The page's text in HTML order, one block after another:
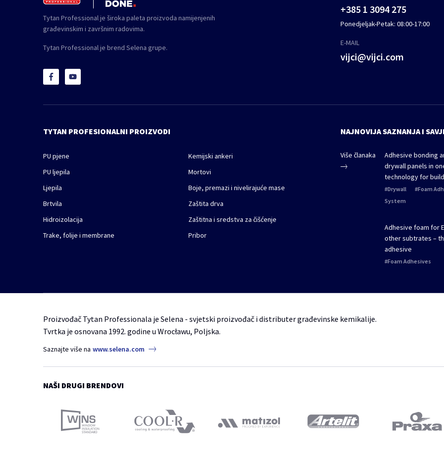
Tytan Professional je široka paleta proizvoda namijenjenih
građevinskim i završnim radovima.
Tytan Professional je brend Selena grupe.
+385 1 3094 275
Ponedjeljak-Petak: 08:00-17:00
E-MAIL
vijci@vijci.com
TYTAN PROFESIONALNI PROIZVODI
PU pjene
PU ljepila
Ljepila
Brtvila
Hidroizolacija
Trake, folije i membrane
Kemijski ankeri
Mortovi
Boje, premazi i nivelirajuće mase
Zaštita drva
Zaštitna i sredstva za čišćenje
Pribor
NAJNOVIJA SAZNANJA I
Više članaka
Adhesive bonding
drywall panels in
technology for
Drywall Foam
System
Adhesive foam for
other subtrates –
adhesive
Foam Adhesives
Proizvođač Tytan Professionala je Selena - svjetski proizvođač i distributer građevinske kemikalije.
Tvrtka je osnovana 1992. godine u Wrocławu, Poljska.
Saznajte više na www.selena.com
NAŠI DRUGI BRENDOVI